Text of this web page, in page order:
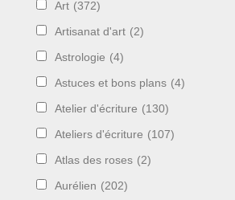
Art (372)
Artisanat d'art (2)
Astrologie (4)
Astuces et bons plans (4)
Atelier d'écriture (130)
Ateliers d'écriture (107)
Atlas des roses (2)
Aurélien (202)